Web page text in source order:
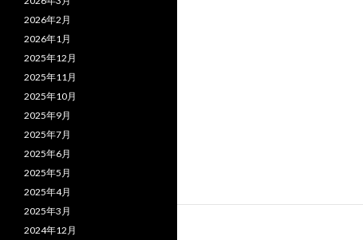
2026年2月
2026年1月
2025年12月
2025年11月
2025年10月
2025年9月
2025年7月
2025年6月
2025年5月
2025年4月
2025年3月
2024年12月